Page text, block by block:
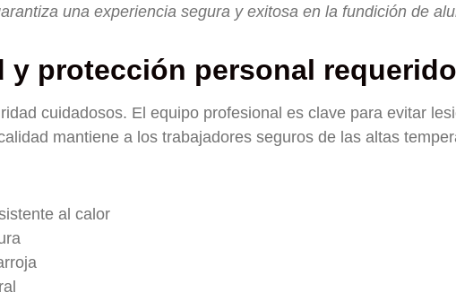
una experiencia segura y exitosa en la fundición de
y protección personal
cuidadosos. El equipo profesional es clave para evitar
mantiene a los trabajadores seguros de las altas
al calor